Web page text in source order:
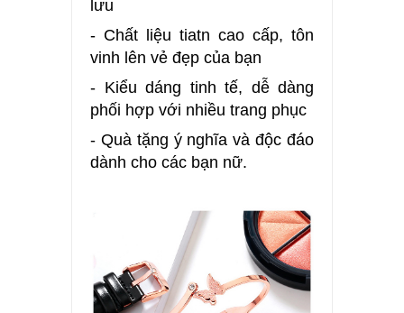
lưu
- Chất liệu tiatn cao cấp, tôn
vinh lên vẻ đẹp của bạn
- Kiểu dáng tinh tế, dễ dàng
phối hợp với nhiều trang phục
- Quà tặng ý nghĩa và độc đáo
dành cho các bạn nữ.